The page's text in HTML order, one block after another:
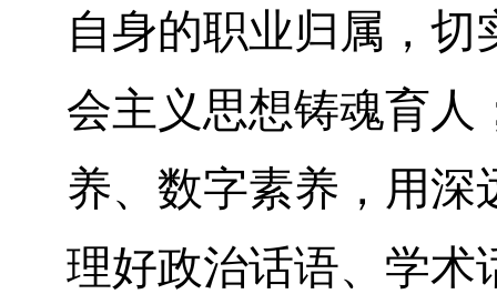
自身的职业归属，
会主义思想铸魂育人
养、数字素养，用深
理好政治话语、学术